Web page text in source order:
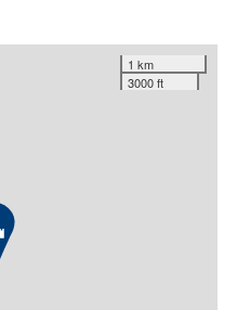
1 km
3000 ft